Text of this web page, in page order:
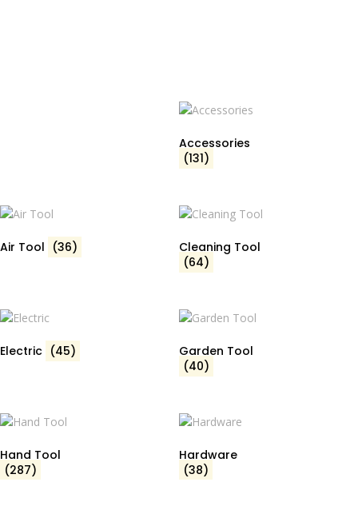
Accessories
(131)
Air Tool (36)
Cleaning Tool
(64)
Electric (45)
Garden Tool
(40)
Hand Tool
(287)
Hardware
(38)